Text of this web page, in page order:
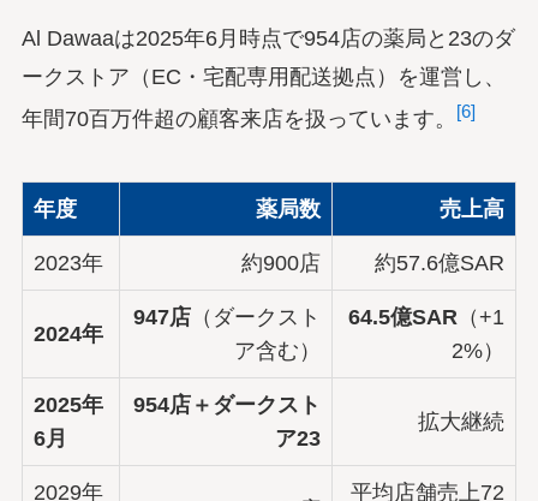
Al Dawaaは2025年6月時点で954店の薬局と23のダ
ークストア（EC・宅配専用配送拠点）を運営し、
年間70百万件超の顧客来店を扱っています。
[6]
年度 薬局数 売上高
2023年 約900店 約57.6億SAR
2024年
947店（ダークスト
ア含む）
64.5億SAR （+1
2%）
2025年
6月
954店＋ダークスト
ア23
拡大継続
2029年
平均店舗売上72